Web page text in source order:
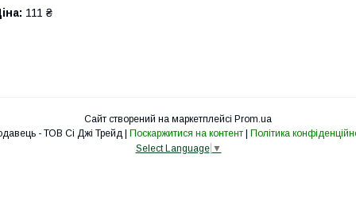
111 ₴
Сайт створений на маркетплейсі Prom.ua
Продавець - ТОВ Сі Джі Трейд | Поскаржитися на контент | Політика
Select Language ▼